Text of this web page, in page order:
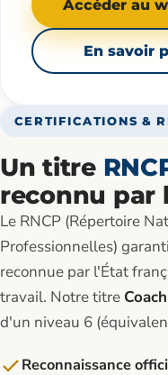
Accéder au
En savoir
CERTIFICATIONS &
Un titre
reconnu par
Le RNCP (Répertoire
Professionnelles)
reconnue par l'État
travail. Notre titre
d'un niveau 6
Reconnaissance